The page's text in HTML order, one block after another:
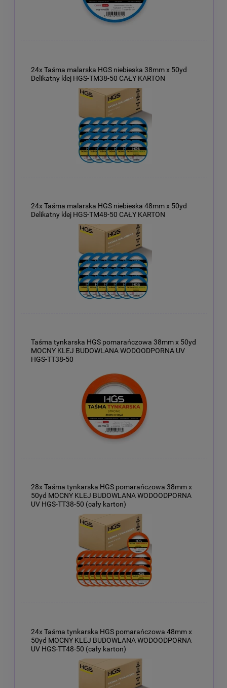
24x Taśma malarska HGS niebieska 38mm x 50yd
Delikatny klej HGS-TM38-50 CAŁY KARTON
24x Taśma malarska HGS niebieska 48mm x 50yd
Delikatny klej HGS-TM48-50 CAŁY KARTON
Taśma tynkarska HGS pomarańczowa 38mm x 50yd
MOCNY KLEJ BUDOWLANA WODOODPORNA UV
HGS-TT38-50
28x Taśma tynkarska HGS pomarańczowa 38mm x
50yd MOCNY KLEJ BUDOWLANA WODOODPORNA
UV HGS-TT38-50 (cały karton)
24x Taśma tynkarska HGS pomarańczowa 48mm x
50yd MOCNY KLEJ BUDOWLANA WODOODPORNA
UV HGS-TT48-50 (cały karton)